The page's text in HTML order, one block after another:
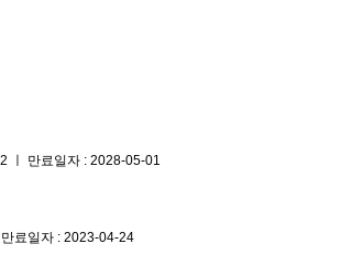
ㅣ 만료일자 : 2028-05-01
료일자 : 2023-04-24